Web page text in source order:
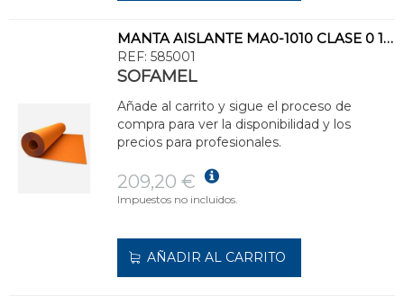
MANTA AISLANTE MA0-1010 CLASE 0 1x1m CAUCHO DE ALTA CALIDAD Y RESISTENCIA
REF: 585001
SOFAMEL
Añade al carrito y sigue el proceso de
compra para ver la disponibilidad y los
precios para profesionales.
209,20 €
Impuestos no incluidos.
AÑADIR AL CARRITO